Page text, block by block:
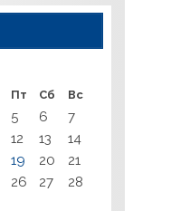
Пт Сб Вс
5 6
7
12 13
14
19 20
21
26 27
28